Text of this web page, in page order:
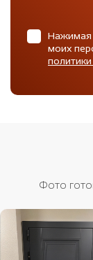
Нажимая
моих
Фото